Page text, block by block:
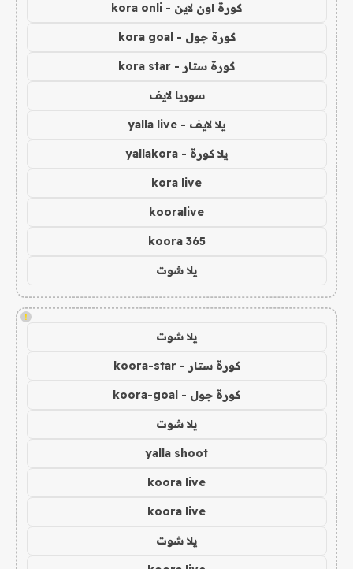
كورة اون لاين - kora onli
كورة جول - kora goal
كورة ستار - kora star
سوريا لايف
يلا لايف - yalla live
يلا كورة - yallakora
kora live
kooralive
koora 365
يلا شوت
!
يلا شوت
كورة ستار - koora-star
كورة جول - koora-goal
يلا شوت
yalla shoot
koora live
koora live
يلا شوت